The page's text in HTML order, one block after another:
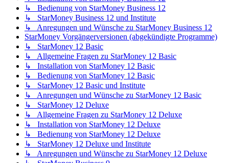
↳ Bedienung von StarMoney Business 12
↳ StarMoney Business 12 und Institute
↳ Anregungen und Wünsche zu StarMoney Business 12
StarMoney Vorgängerversionen (abgekündigte Programme)
↳ StarMoney 12 Basic
↳ Allgemeine Fragen zu StarMoney 12 Basic
↳ Installation von StarMoney 12 Basic
↳ Bedienung von StarMoney 12 Basic
↳ StarMoney 12 Basic und Institute
↳ Anregungen und Wünsche zu StarMoney 12 Basic
↳ StarMoney 12 Deluxe
↳ Allgemeine Fragen zu StarMoney 12 Deluxe
↳ Installation von StarMoney 12 Deluxe
↳ Bedienung von StarMoney 12 Deluxe
↳ StarMoney 12 Deluxe und Institute
↳ Anregungen und Wünsche zu StarMoney 12 Deluxe